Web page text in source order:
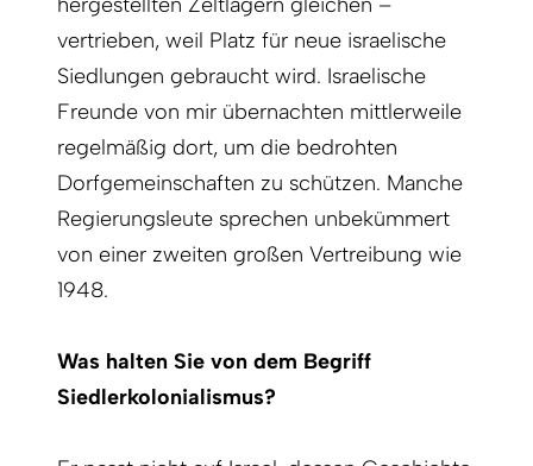
vertrieben, weil Platz für neue israelische
Siedlungen gebraucht wird. Israelische
Freunde von mir übernachten mittlerweile
regelmäßig dort, um die bedrohten
Dorfgemeinschaften zu schützen. Manche
Regierungsleute sprechen unbekümmert
von einer zweiten großen Vertreibung wie
1948.
Was halten Sie von dem Begriff
Siedlerkolonialismus?